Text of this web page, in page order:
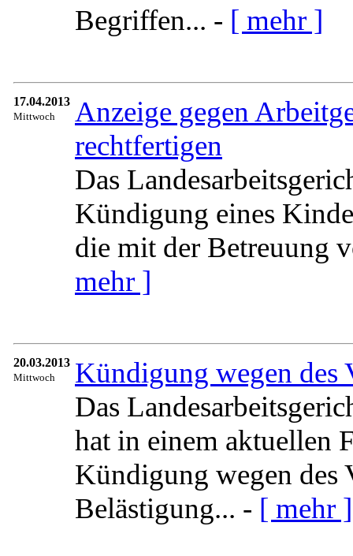
Begriffen... - [ mehr ]
17.04.2013
Mittwoch
Anzeige gegen
rechtfertigen
Das
Kündigung eines
die mit der Betreuung
mehr ]
20.03.2013
Mittwoch
Kündigung wegen des
Das
hat in einem aktuellen
Kündigung wegen des
Belästigung... - [ mehr ]